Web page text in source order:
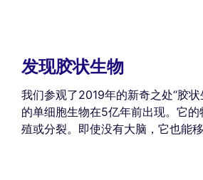
发现胶状生物
我们参观了2019年的新奇之处“胶
的单细胞生物在5亿年前出现。它
殖或分裂。即使没有大脑，它也能移